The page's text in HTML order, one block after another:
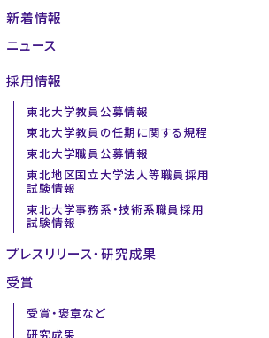
新着情報
ニュース
採用情報
東北大学教員公募情報
東北大学教員の任期に関する規程
東北大学職員公募情報
東北地区国立大学法人等職員採用
試験情報
東北大学事務系・技術系職員採用
試験情報
プレスリリース・研究成果
受賞
受賞・褒章など
研究成果